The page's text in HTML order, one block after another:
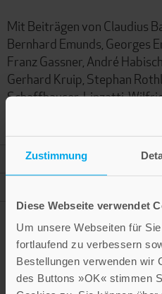
Zustimmung
Diese Webseite verwendet
Um unsere Webseiten für
fortlaufend zu verbessern
Bestellungen verwenden wir
des Buttons »OK« stimmen
Mit Beiträgen von Claudius
Bernhard Emunds, Georges
Franz Gassner, André
Gerhard Kruip, Stephan
Schaffhauser-Linzatti,
Connie della Vega, Markus
Mehr Informationen
Presseinformation drucken